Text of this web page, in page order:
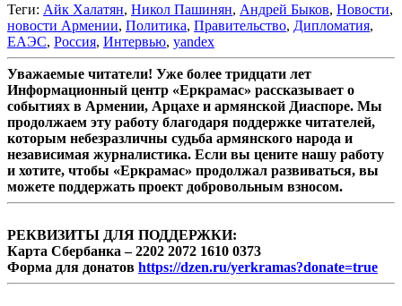
Теги: Айк Халатян, Никол Пашинян, Андрей Быков, Новости,
новости Армении, Политика, Правительство, Дипломатия,
ЕАЭС, Россия, Интервью, yandex
Уважаемые читатели! Уже более тридцати лет
Информационный центр «Еркрамас» рассказывает о
событиях в Армении, Арцахе и армянской Диаспоре. Мы
продолжаем эту работу благодаря поддержке читателей,
которым небезразличны судьба армянского народа и
независимая журналистика. Если вы цените нашу работу
и хотите, чтобы «Еркрамас» продолжал развиваться, вы
можете поддержать проект добровольным взносом.
РЕКВИЗИТЫ ДЛЯ ПОДДЕРЖКИ:
Карта Сбербанка – 2202 2072 1610 0373
Форма для донатов https://dzen.ru/yerkramas?donate=true